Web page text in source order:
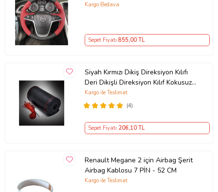
Kargo Bedava
Sepet Fiyatı 855,00 TL
Siyah Kırmızı Dikiş Direksiyon Kılıfı
Deri Dikişli Direksiyon Kılıf Kokusuz
Kılıf
(4)
Kargo ile Teslimat
Sepet Fiyatı 206,10 TL
Renault Megane 2 için Airbag Şerit
Airbag Kablosu 7 PİN - 52 CM
Kargo ile Teslimat